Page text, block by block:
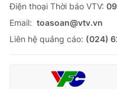
Ðiện thoại Thời báo VTV:
Email: toasoan@vtv.vn
Liên hệ quảng cáo: (024)